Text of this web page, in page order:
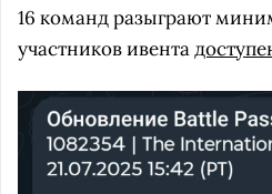
16 команд разыграют
участников ивента